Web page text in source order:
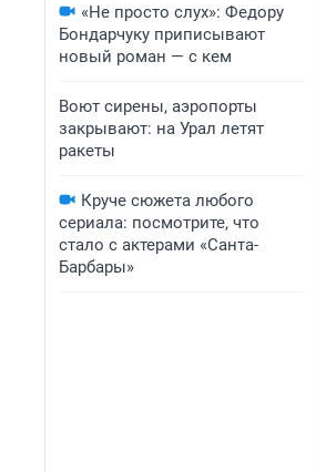
«Не просто слух»: Федору
Бондарчуку приписывают
новый роман — с кем
Воют сирены, аэропорты
закрывают: на Урал летят
ракеты
Круче сюжета любого
сериала: посмотрите, что
стало с актерами «Санта-
Барбары»